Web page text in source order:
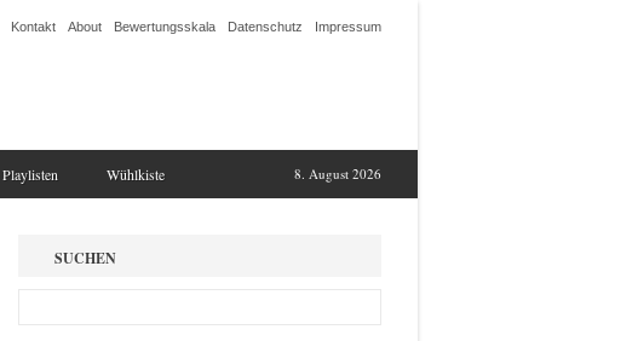
Kontakt About Bewertungsskala Datenschutz Impressum
8. August 2026
Playlisten Wühlkiste
SUCHEN